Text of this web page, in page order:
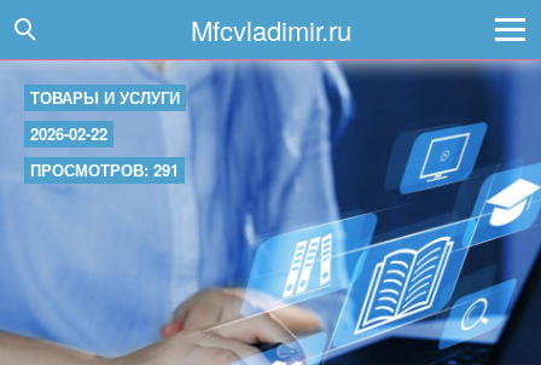
Mfcvladimir.ru
ТОВАРЫ И УСЛУГИ
2026-02-22
ПРОСМОТРОВ: 291